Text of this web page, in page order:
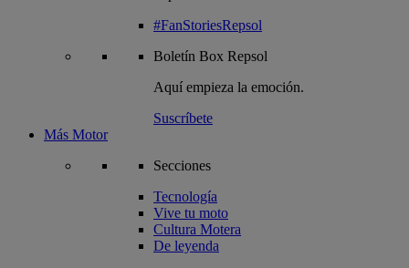
#FanStoriesRepsol
Boletín Box Repsol
Aquí empieza la emoción.
Suscríbete
Más Motor
Secciones
Tecnología
Vive tu moto
Cultura Motera
De leyenda